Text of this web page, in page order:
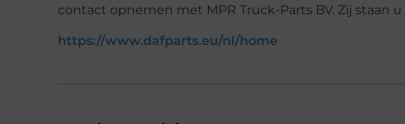
contact opnemen met MPR Truck-Parts BV. Zij staan
https://www.dafparts.eu/nl/home